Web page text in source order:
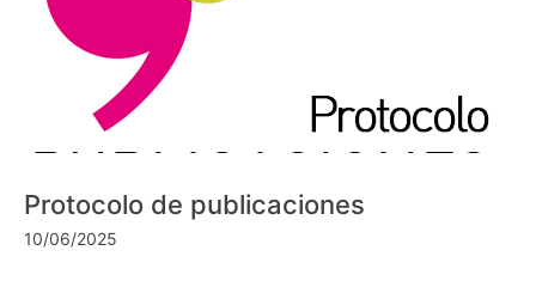
Protocolo de publicaciones
10/06/2025